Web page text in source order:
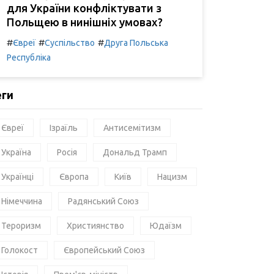
для України конфліктувати з
Польщею в нинішніх умовах?
#Євреї #Суспільство #Друга Польська
Республіка
Євреї Ізраїль Антисемітизм
Україна Росія Дональд Трамп
Українці Європа Київ Нацизм
Німеччина Радянський Союз
Тероризм Християнство Юдаїзм
Голокост Європейський Союз